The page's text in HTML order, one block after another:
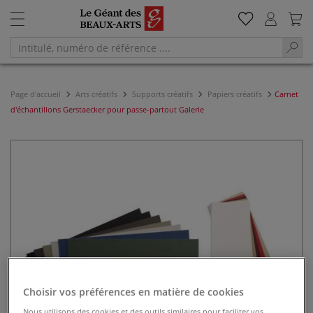
Page d'accueil Arts créatifs Supports créatifs Papiers créatifs
Carnet
d'échantillons Gerstaecker pour passe-partout Galerie
Choisir vos préférences en matière de cookies